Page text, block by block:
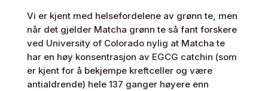
Vi er kjent med helsefordelene av grønn te, men
når det gjelder Matcha grønn te så fant forskere
ved University of Colorado nylig at Matcha te
har en høy konsentrasjon av EGCG catchin (som
er kjent for å bekjempe kreftceller og være
antialdrende) hele 137 ganger høyere enn